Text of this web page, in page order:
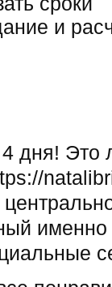
и
дня! Это
именно